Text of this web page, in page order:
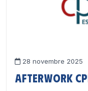
28 novembre 2025
Afterwork